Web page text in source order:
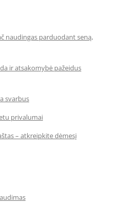
naudingas parduodant seną,
ir atsakomybė pažeidus
svarbus
privalumai
– atkreipkite dėmesį